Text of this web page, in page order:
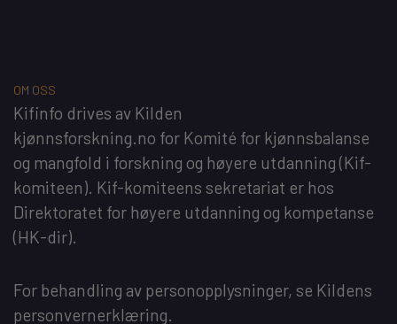
OM OSS
Kifinfo drives av Kilden
kjønnsforskning.no for Komité for kjønnsbalanse
og mangfold i forskning og høyere utdanning(Kif-
komiteen). Kif-komiteens sekretariat er hos
Direktoratet for høyere utdanning og kompetanse
(HK-dir).
For behandling av personopplysninger, se Kildens
personvernerklæring.